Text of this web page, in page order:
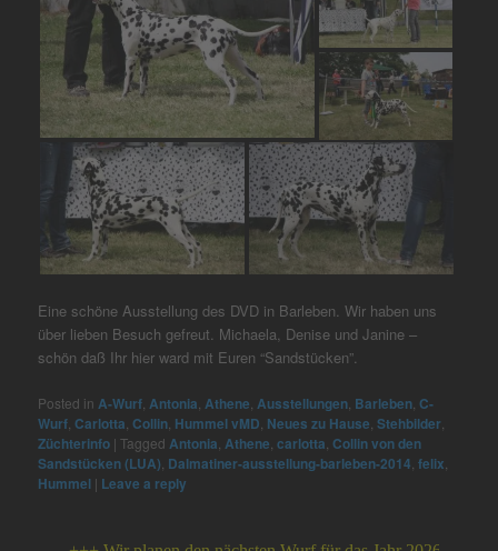
Eine schöne Ausstellung des DVD in Barleben. Wir haben uns
über lieben Besuch gefreut. Michaela, Denise und Janine –
schön daß Ihr hier ward mit Euren “Sandstücken”.
Posted in A-Wurf Antonia Athene Ausstellungen Barleben ,C-
Wurf ,Carlotta ,Collin Hummel vMD Neues zu Hause ,Stehbilder
Züchterinfo |Tagged Antonia Athene ,carlotta ,Collin von den
Sandstücken (LUA) Dalmatiner-ausstellung-barleben-2014 ,felix
Hummel | Leave a reply